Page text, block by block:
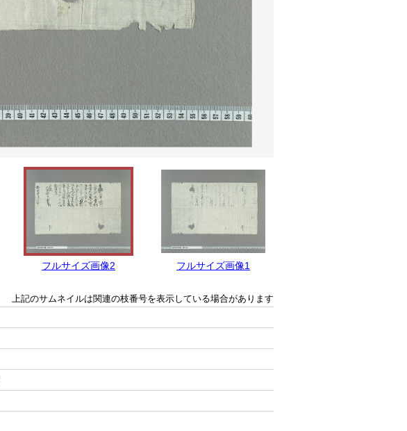
フルサイズ画像2 フルサイズ画像1
上記のサムネイルは関連の枝番号を表示している場合があります